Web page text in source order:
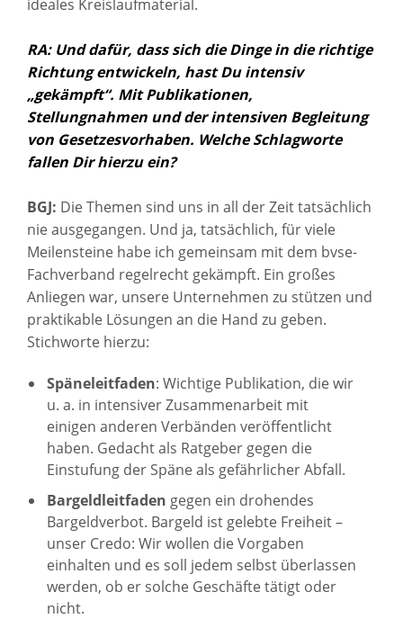
ideales Kreislaufmaterial.
RA: Und dafür, dass sich die Dinge in die richtige
Richtung entwickeln, hast Du intensiv
„gekämpft“. Mit Publikationen,
Stellungnahmen und der intensiven Begleitung
von Gesetzesvorhaben. Welche Schlagworte
fallen Dir hierzu ein?
BGJ: Die Themen sind uns in all der Zeit tatsächlich
nie ausgegangen. Und ja, tatsächlich, für viele
Meilensteine habe ich gemeinsam mit dem bvse-
Fachverband regelrecht gekämpft. Ein großes
Anliegen war, unsere Unternehmen zu stützen und
praktikable Lösungen an die Hand zu geben.
Stichworte hierzu:
Späneleitfaden: Wichtige Publikation, die wir
u. a. in intensiver Zusammenarbeit mit
einigen anderen Verbänden veröffentlicht
haben. Gedacht als Ratgeber gegen die
Einstufung der Späne als gefährlicher Abfall.
Bargeldleitfaden gegen ein drohendes
Bargeldverbot. Bargeld ist gelebte Freiheit –
unser Credo: Wir wollen die Vorgaben
einhalten und es soll jedem selbst überlassen
werden, ob er solche Geschäfte tätigt oder
nicht.